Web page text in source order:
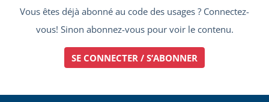
Vous êtes déjà abonné au code des usages ? Connectez-
vous! Sinon abonnez-vous pour voir le contenu.
SE CONNECTER / S’ABONNER